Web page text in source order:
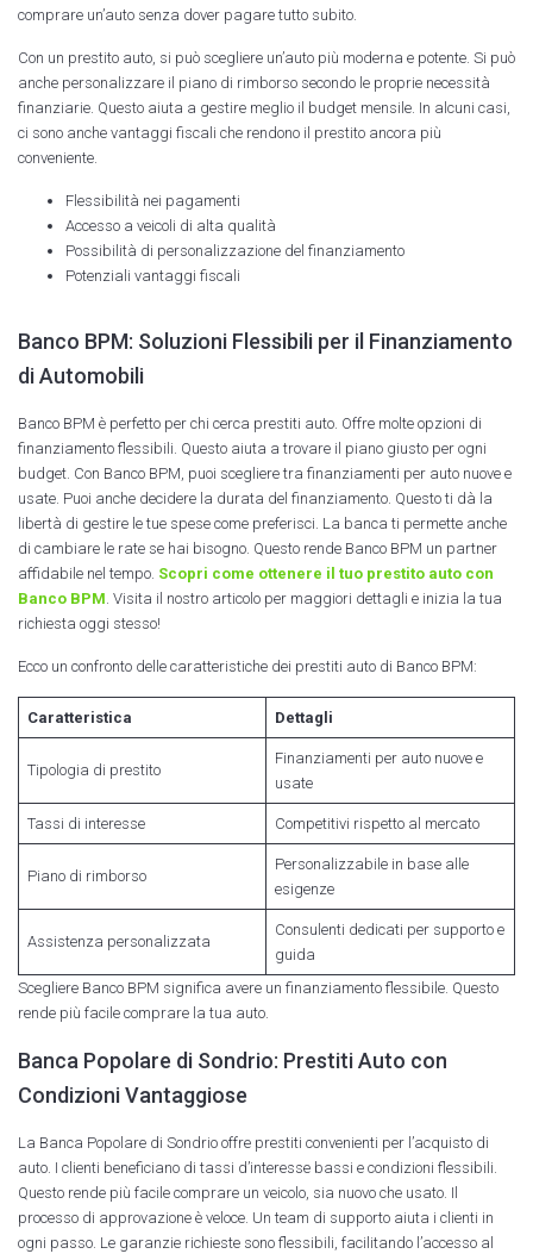
comprare un’auto senza dover pagare tutto subito.
Con un prestito auto, si può scegliere un’auto più moderna e potente. Si può
anche personalizzare il piano di rimborso secondo le proprie necessità
finanziarie. Questo aiuta a gestire meglio il budget mensile. In alcuni casi,
ci sono anche vantaggi fiscali che rendono il prestito ancora più
conveniente.
Flessibilità nei pagamenti
Accesso a veicoli di alta qualità
Possibilità di personalizzazione del finanziamento
Potenziali vantaggi fiscali
Banco BPM: Soluzioni Flessibili per il Finanziamento
di Automobili
Banco BPM è perfetto per chi cerca prestiti auto. Offre molte opzioni di
finanziamento flessibili. Questo aiuta a trovare il piano giusto per ogni
budget. Con Banco BPM, puoi scegliere tra finanziamenti per auto nuove e
usate. Puoi anche decidere la durata del finanziamento. Questo ti dà la
libertà di gestire le tue spese come preferisci. La banca ti permette anche
di cambiare le rate se hai bisogno. Questo rende Banco BPM un partner
affidabile nel tempo. Scopri come ottenere il tuo prestito auto con
Banco BPM . Visita il nostro articolo per maggiori dettagli e inizia la tua
richiesta oggi stesso!
Ecco un confronto delle caratteristiche dei prestiti auto di Banco BPM:
Caratteristica Dettagli
Tipologia di prestito
Finanziamenti per auto nuove e
usate
Tassi di interesse Competitivi rispetto al mercato
Piano di rimborso
Personalizzabile in base alle
esigenze
Assistenza personalizzata
Consulenti dedicati per supporto e
guida
Scegliere Banco BPM significa avere un finanziamento flessibile. Questo
rende più facile comprare la tua auto.
Banca Popolare di Sondrio: Prestiti Auto con
Condizioni Vantaggiose
La Banca Popolare di Sondrio offre prestiti convenienti per l’acquisto di
auto. I clienti beneficiano di tassi d’interesse bassi e condizioni flessibili.
Questo rende più facile comprare un veicolo, sia nuovo che usato. Il
processo di approvazione è veloce. Un team di supporto aiuta i clienti in
ogni passo. Le garanzie richieste sono flessibili, facilitando l’accesso al